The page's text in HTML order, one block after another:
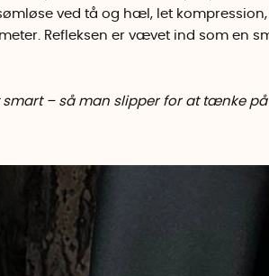
ved tå og hæl, let
Refleksen er vævet ind som en
smart – så man slipper for at tænke